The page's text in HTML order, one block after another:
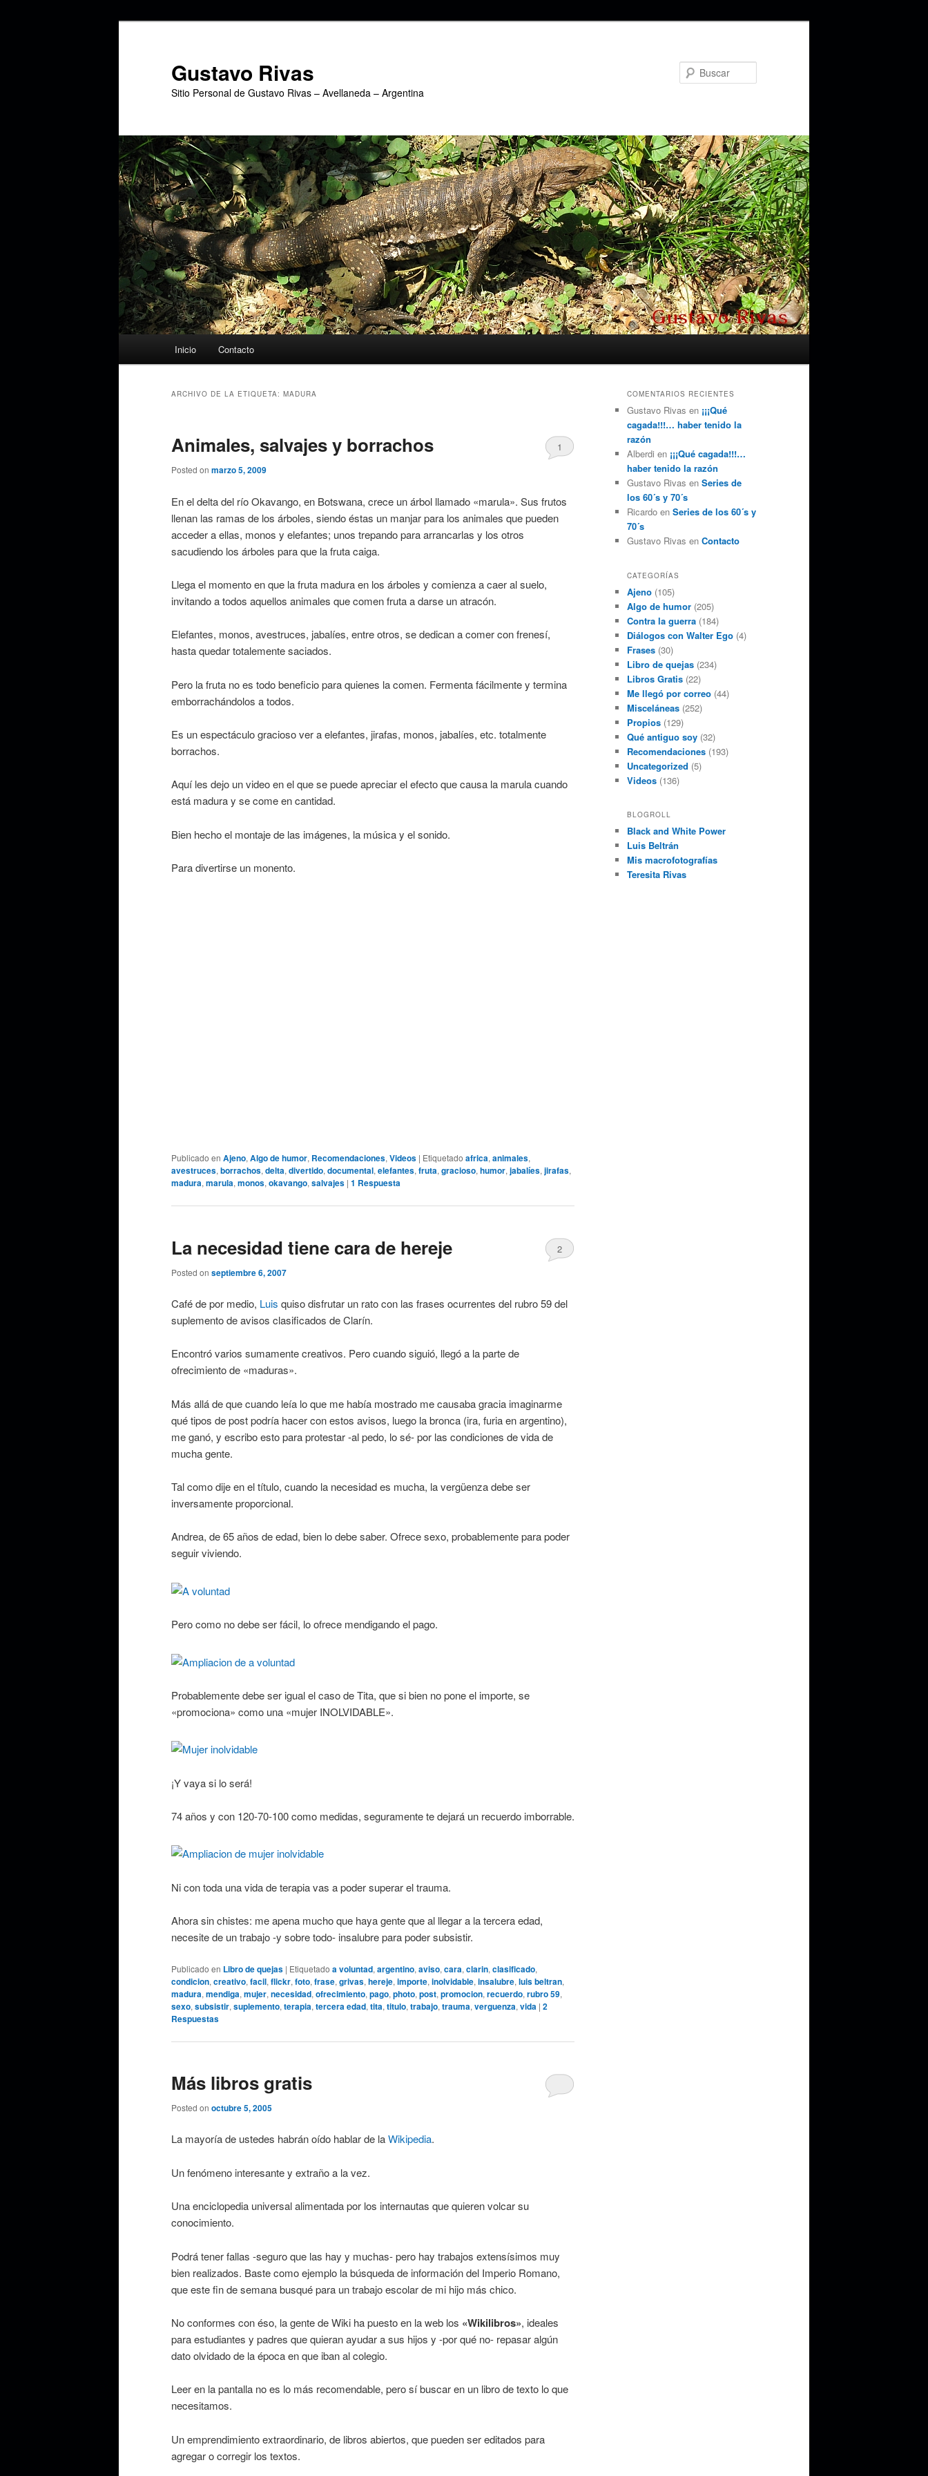
Gustavo Rivas
Sitio Personal de Gustavo Rivas – Avellaneda – Argentina
Inicio Contacto
ARCHIVO DE LA ETIQUETA: MADURA
Animales, salvajes y borrachos
Posted on marzo 5, 2009
1
En el delta del río Okavango, en Botswana, crece un árbol llamado «marula». Sus frutos
llenan las ramas de los árboles, siendo éstas un manjar para los animales que pueden
acceder a ellas, monos y elefantes; unos trepando para arrancarlas y los otros
sacudiendo los árboles para que la fruta caiga.
Llega el momento en que la fruta madura en los árboles y comienza a caer al suelo,
invitando a todos aquellos animales que comen fruta a darse un atracón.
Elefantes, monos, avestruces, jabalíes, entre otros, se dedican a comer con frenesí,
hasta quedar totalemente saciados.
Pero la fruta no es todo beneficio para quienes la comen. Fermenta fácilmente y termina
emborrachándolos a todos.
Es un espectáculo gracioso ver a elefantes, jirafas, monos, jabalíes, etc. totalmente
borrachos.
Aquí les dejo un video en el que se puede apreciar el efecto que causa la marula cuando
está madura y se come en cantidad.
Bien hecho el montaje de las imágenes, la música y el sonido.
Para divertirse un monento.
Publicado en Ajeno, Algo de humor, Recomendaciones, Videos | Etiquetado africa, animales,
avestruces, borrachos, delta, divertido, documental, elefantes, fruta, gracioso, humor, jabalíes, jirafas,
madura, marula, monos, okavango, salvajes | 1 Respuesta
La necesidad tiene cara de hereje
Posted on septiembre 6, 2007
2
Café de por medio, Luis quiso disfrutar un rato con las frases ocurrentes del rubro 59 del
suplemento de avisos clasificados de Clarín.
Encontró varios sumamente creativos. Pero cuando siguió, llegó a la parte de
ofrecimiento de «maduras».
Más allá de que cuando leía lo que me había mostrado me causaba gracia imaginarme
qué tipos de post podría hacer con estos avisos, luego la bronca (ira, furia en argentino),
me ganó, y escribo esto para protestar -al pedo, lo sé- por las condiciones de vida de
mucha gente.
Tal como dije en el título, cuando la necesidad es mucha, la vergüenza debe ser
inversamente proporcional.
Andrea, de 65 años de edad, bien lo debe saber. Ofrece sexo, probablemente para poder
seguir viviendo.
Pero como no debe ser fácil, lo ofrece mendigando el pago.
Probablemente debe ser igual el caso de Tita, que si bien no pone el importe, se
«promociona» como una «mujer INOLVIDABLE».
¡Y vaya si lo será!
74 años y con 120-70-100 como medidas, seguramente te dejará un recuerdo imborrable.
Ni con toda una vida de terapia vas a poder superar el trauma.
Ahora sin chistes: me apena mucho que haya gente que al llegar a la tercera edad,
necesite de un trabajo -y sobre todo- insalubre para poder subsistir.
Publicado en Libro de quejas | Etiquetado a voluntad, argentino, aviso, cara, clarin, clasificado,
condicion, creativo, facil, flickr, foto, frase, grivas, hereje, importe, inolvidable, insalubre, luis beltran,
madura, mendiga, mujer, necesidad, ofrecimiento, pago, photo, post, promocion, recuerdo, rubro 59,
sexo, subsistir, suplemento, terapia, tercera edad, tita, titulo, trabajo, trauma, verguenza, vida | 2
Respuestas
Más libros gratis
Posted on octubre 5, 2005
La mayoría de ustedes habrán oído hablar de laWikipedia.
Un fenómeno interesante y extraño a la vez.
Una enciclopedia universal alimentada por los internautas que quieren volcar su
conocimiento.
Podrá tener fallas -seguro que las hay y muchas- pero hay trabajos extensísimos muy
bien realizados. Baste como ejemplo la búsqueda de información del Imperio Romano,
que este fin de semana busqué para un trabajo escolar de mi hijo más chico.
No conformes con éso, la gente de Wiki ha puesto en la web los «Wikilibros», ideales
para estudiantes y padres que quieran ayudar a sus hijos y -por qué no- repasar algún
dato olvidado de la época en que iban al colegio.
Leer en la pantalla no es lo más recomendable, pero sí buscar en un libro de texto lo que
necesitamos.
Un emprendimiento extraordinario, de libros abiertos, que pueden ser editados para
agregar o corregir los textos.
COMENTARIOS RECIENTES
Gustavo Rivas en ¡¡¡Qué
cagada!!!… haber tenido la
razón
Alberdi en ¡¡¡Qué cagada!!!…
haber tenido la razón
Gustavo Rivas en Series de
los 60´s y 70´s
Ricardo en Series de los 60´s y
70´s
Gustavo Rivas en Contacto
CATEGORÍAS
Ajeno (105)
Algo de humor (205)
Contra la guerra (184)
Diálogos con Walter Ego (4)
Frases (30)
Libro de quejas (234)
Libros Gratis (22)
Me llegó por correo (44)
Misceláneas (252)
Propios (129)
Qué antiguo soy (32)
Recomendaciones (193)
Uncategorized (5)
Videos (136)
BLOGROLL
Black and White Power
Luis Beltrán
Mis macrofotografías
Teresita Rivas